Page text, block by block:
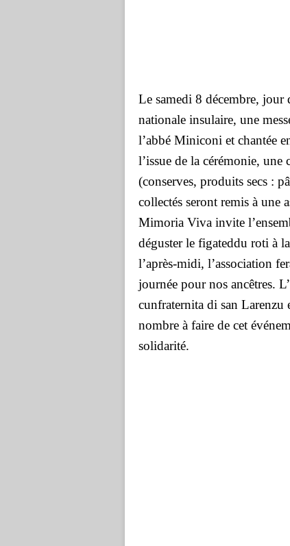
Le samedi 8 décembre, jour
nationale insulaire, une
l’abbé Miniconi et chantée
l’issue de la cérémonie, une
(conserves, produits secs :
collectés seront remis à une
Mimoria Viva invite
déguster le figateddu roti à
l’après-midi, l’association
journée pour nos ancêtres.
cunfraternita di san
nombre à faire de cet
solidarité.